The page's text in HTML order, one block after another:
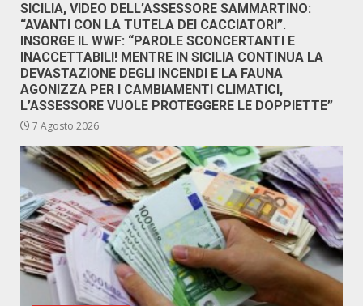
SICILIA, VIDEO DELL’ASSESSORE SAMMARTINO:
“AVANTI CON LA TUTELA DEI CACCIATORI”.
INSORGE IL WWF: “PAROLE SCONCERTANTI E
INACCETTABILI! MENTRE IN SICILIA CONTINUA LA
DEVASTAZIONE DEGLI INCENDI E LA FAUNA
AGONIZZA PER I CAMBIAMENTI CLIMATICI,
L’ASSESSORE VUOLE PROTEGGERE LE DOPPIETTE”
7 Agosto 2026